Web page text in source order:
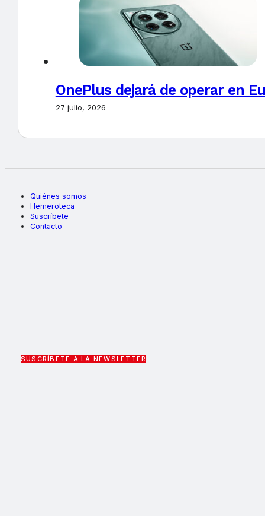
OnePlus dejará de operar en
27 julio, 2026
Quiénes somos
Hemeroteca
Suscríbete
Contacto
SUSCRÍBETE A LA NEWSLETTER